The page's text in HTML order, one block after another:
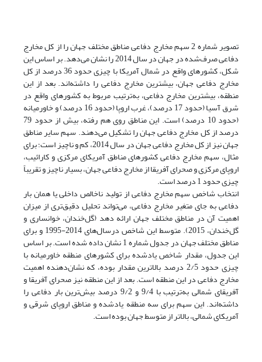
تصویر شماره 2 سهم مخارج دفاعی مناطق مختلف جهان را از کل مخارج
دفاعی صرف‌شده در جهان در سال 2014 را نشان می‌دهد. بر اساس این
شکل، کشورهای واقع در شمال آمریکا با چیزی حدود 36 درصد از کل
مخارج دفاعی جهان، بیشترین مخارج دفاعی را داشته‌اند. بعد از این
منطقه، بیشترین مخارج دفاعی، به‌ترتیب مربوط به کشورهای واقع در
شرق آسیا (حدود 17 درصد)، غرب اروپا (حدود 16 درصد) و خاورمیانه
(حدود 10 درصد) است. این مناطق ‌روی ‌هم ‌رفته، بیش از حدود 79
درصد از کل مخارج دفاعی جهان را تشکیل می‌دهند. سهم سایر مناطق
جهان نیز از کل مخارج دفاعی جهان در سال 2014، کم و ناچیز است؛ برای
مثال، سهم مخارج دفاعی کشورهای مناطق آمریکای مرکزی و کارائیب،
اروپای مرکزی و صحرای آفریقا از مخارج دفاعی جهان، بسیار ناچیز و تقریباً
چیزی حدود 1 درصد است.
انتخاب شاخص سهم مخارج دفاعی از تولید ناخالص داخلی یا همان بار
دفاعی به جای متغیر مخارج دفاعی، می‌تواند تحلیل دقیق‌تری از میزان
اهمیت آن در مناطق مختلف جهان ارائه دهد (گل‌خندان، خوانساری و
گل‌خندان، 2015). متوسط این شاخص درسال‌های 2014-1995 و برای
مناطق مختلف جهان در جدول شماره 1 نشان داده شده است. بر اساس
این جدول، مقدار شاخص یادشده برای کشورهای منطقه خاورمیانه با
چیزی حدود 2/5 درصد بالاترین مقدار بوده، که نشان‌دهنده اهمیت
مخارج دفاعی در این منطقه است. بعد از این منطقه نیز صحرای آفریقا و
آفریقای شمالی به‌ترتیب با 9/4 و 9/2 درصد بیش‌ترین بار دفاعی را
داشته‌اند. این سهم برای سه منطقه یادشده و مناطق اروپای شرقی و
آمریکای شمالی، بالاتر از متوسط جهان بوده است.